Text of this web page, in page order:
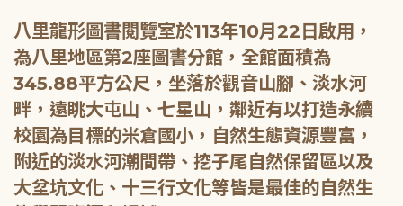
八里龍形圖書閱覽室於113年10月22日啟用，
為八里地區第2座圖書分館，全館面積為
345.88平方公尺，坐落於觀音山腳、淡水河
畔，遠眺大屯山、七星山，鄰近有以打造永續
校園為目標的米倉國小，自然生態資源豐富，
附近的淡水河潮間帶、挖子尾自然保留區以及
大坌坑文化、十三行文化等皆是最佳的自然生